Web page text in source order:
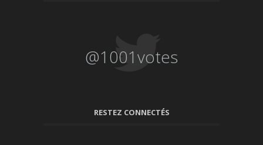
@1001votes
RESTEZ CONNECTÉS